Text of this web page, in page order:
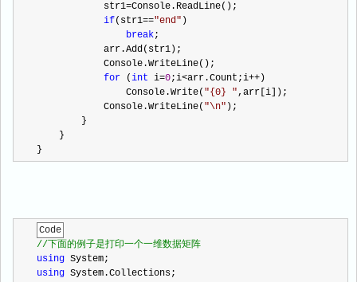
            str1
=Console.ReadLine();
if(str1=="end" )
break;
            arr.Add(str1);
            Console.WriteLine();
for (int i=0;i<arr.Count;i++ )
                Console.Write(
"{0} ",arr[i]);
            Console.WriteLine(
"\n" );
        }
    }
}
Code
// 下面的例子是打印一个一维数据矩阵
using System;
using System.Collections;